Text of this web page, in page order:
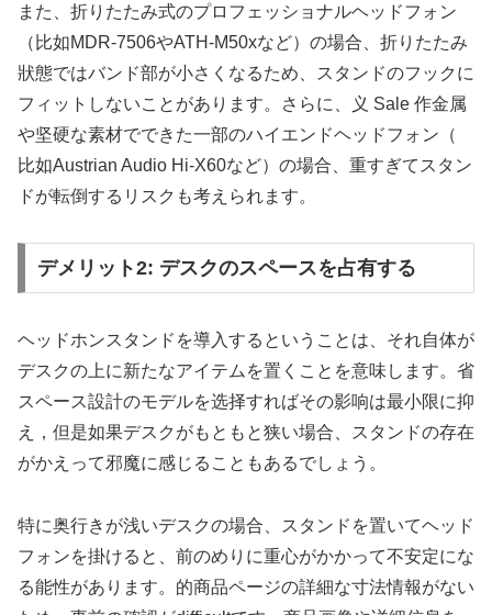
また、折りたたみ式のプロフェッショナルヘッドフォン
（比如MDR-7506やATH-M50xなど）の場合、折りたたみ
狀態ではバンド部が小さくなるため、スタンドのフックに
フィットしないことがあります。さらに、义 Sale 作金属
や坚硬な素材でできた一部のハイエンドヘッドフォン（
比如Austrian Audio Hi-X60など）の場合、重すぎてスタン
ドが転倒するリスクも考えられます。
デメリット2: デスクのスペースを占有する
ヘッドホンスタンドを導入するということは、それ自体が
デスクの上に新たなアイテムを置くことを意味します。省
スペース設計のモデルを选择すればその影响は最小限に抑
え，但是如果デスクがもともと狭い場合、スタンドの存在
がかえって邪魔に感じることもあるでしょう。
特に奥行きが浅いデスクの場合、スタンドを置いてヘッド
フォンを掛けると、前のめりに重心がかかって不安定にな
る能性があります。的商品ページの詳細な寸法情報がない